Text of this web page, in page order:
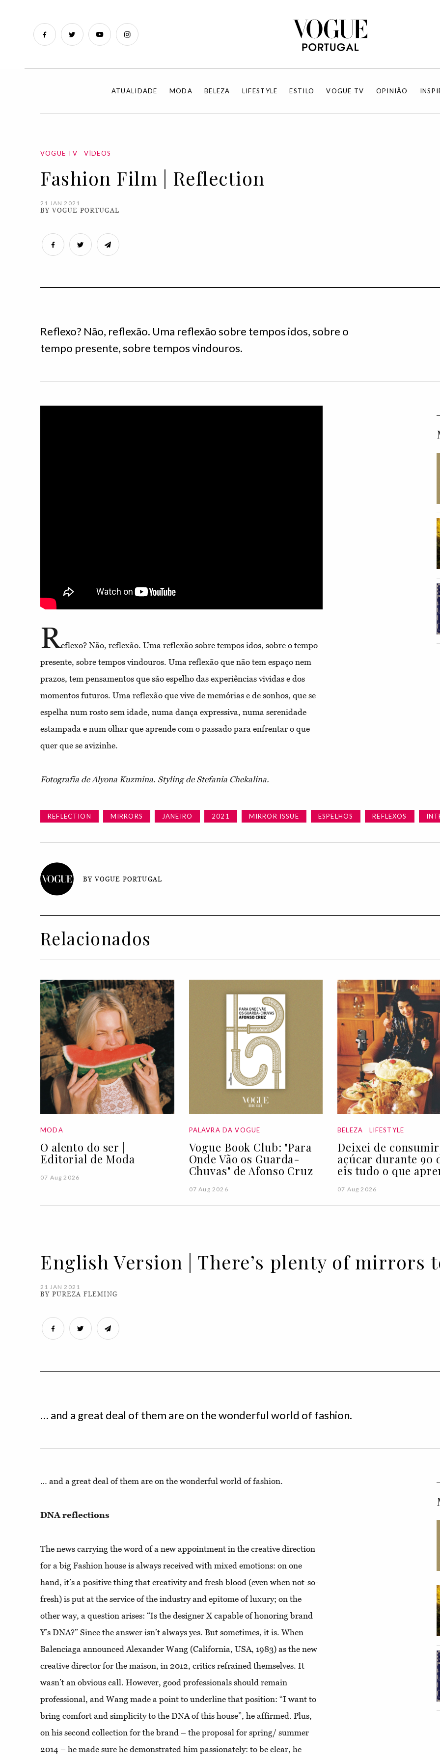
ATUALIDADE MODA BELEZA LIFESTYLE ESTILO VOGUE TV OPINIÃO
VOGUE TV VÍDEOS
Fashion Film | Reflection
21 JAN 2021
BY VOGUE PORTUGAL
Reflexo? Não, reflexão. Uma reflexão sobre tempos idos, sobre o
tempo presente, sobre tempos vindouros.
Reflexo? Não, reflexão. Uma reflexão sobre tempos idos, sobre o tempo
presente, sobre tempos vindouros. Uma reflexão que não tem espaço nem
prazos, tem pensamentos que são espelho das experiências vividas e dos
momentos futuros. Uma reflexão que vive de memórias e de sonhos, que se
espelha num rosto sem idade, numa dança expressiva, numa serenidade
estampada e num olhar que aprende com o passado para enfrentar o que
quer que se avizinhe.
Fotografia de Alyona Kuzmina. Styling de Stefania Chekalina.
REFLECTION MIRRORS JANEIRO 2021 MIRROR ISSUE ESPELHOS REFLEXOS
BY VOGUE PORTUGAL
Relacionados
MODA
O alento do ser |
Editorial de Moda
07 Aug 2026
PALAVRA DA VOGUE
Vogue Book Club: "Para
Onde Vão os Guarda-
Chuvas" de Afonso Cruz
07 Aug 2026
BELEZA LIFESTYLE
Deixei de consumir
açúcar durante 90
eis tudo o que
07 Aug 2026
English Version | There’s plenty of mirrors
21 JAN 2021
BY PUREZA FLEMING
… and a great deal of them are on the wonderful world of fashion.
… and a great deal of them are on the wonderful world of fashion.
DNA reflections
The news carrying the word of a new appointment in the creative direction
for a big Fashion house is always received with mixed emotions: on one
hand, it’s a positive thing that creativity and fresh blood (even when not-so-
fresh) is put at the service of the industry and epitome of luxury; on the
other way, a question arises: “Is the designer X capable of honoring brand
Y’s DNA?” Since the answer isn’t always yes. But sometimes, it is. When
Balenciaga announced Alexander Wang (California, USA, 1983) as the new
creative director for the maison, in 2012, critics refrained themselves. It
wasn’t an obvious call. However, good professionals should remain
professional, and Wang made a point to underline that position: “I want to
bring comfort and simplicity to the DNA of this house”, he affirmed. Plus,
on his second collection for the brand – the proposal for spring/ summer
2014 – he made sure he demonstrated him passionately: to be clear, he